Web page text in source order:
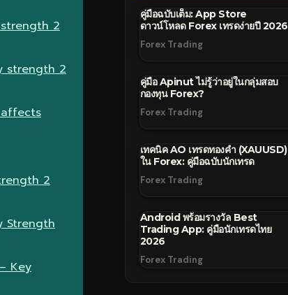
2
strength 2
affects
2
Strength
Key
คู่มือฉบับเต็ม: App Store
ดาวน์โหลด Forex เทรดง่ายปี 2026
Forex Trading
คู่มือ Apinut ไม่รู้ว่าอยู่ในกลุ่มสอบ
กองทุน Forex?
Forex Trading
เทคนิค AO เทรดทองคำ (XAUUSD)
ใน Forex: คู่มือฉบับนักเทรด
Forex Trading
Android พร้อมรางวัล Best
Trading App: คู่มือนักเทรดไทย
2026
Forex Trading